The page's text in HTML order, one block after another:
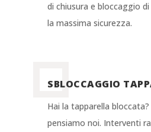
di chiusura e bloccaggio
la massima sicurezza.
SBLOCCAGGIO
Hai la tapparella
pensiamo noi. Interventi